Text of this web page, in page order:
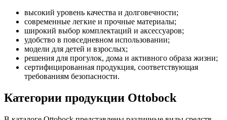
высокий уровень качества и долговечности;
современные легкие и прочные материалы;
широкий выбор комплектаций и аксессуаров;
удобство в повседневном использовании;
модели для детей и взрослых;
решения для прогулок, дома и активного образа жизни;
сертифицированная продукция, соответствующая
требованиям безопасности.
Категории продукции Ottobock